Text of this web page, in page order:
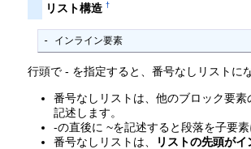
リスト構造†
- インライン要素
行頭で - を指定すると、番号なしリストに
番号なしリストは、他のブロック要
記述します。
-の直後に ~を記述すると段落を子要素
番号なしリストは、
リストの先頭が